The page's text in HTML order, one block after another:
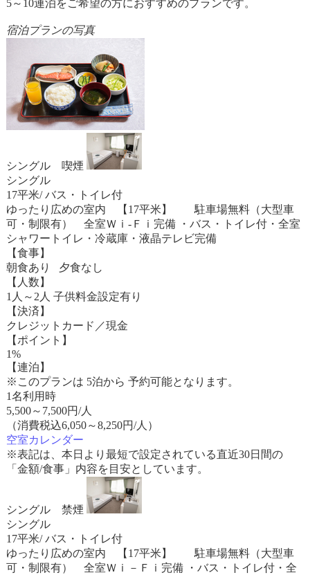
5～10連泊をご希望の方におすすめのプランです。
宿泊プランの写真
シングル 喫煙
シングル
17平米/ バス・トイレ付
ゆったり広めの室内 【17平米】 駐車場無料（大型車
可・制限有） 全室Ｗｉ-Ｆｉ完備 ・バス・トイレ付・全室
シャワートイレ・冷蔵庫・液晶テレビ完備
【食事】
朝食あり 夕食なし
【人数】
1人～2人 子供料金設定有り
【決済】
クレジットカード／現金
【ポイント】
1%
【連泊】
※このプランは 5泊から 予約可能となります。
1名利用時
5,500～ 7,500円/人
（消費税込6,050～8,250円/人）
空室カレンダー
※表記は、本日より最短で設定されている直近30日間の
「金額/食事」内容を目安としています。
シングル 禁煙
シングル
17平米/ バス・トイレ付
ゆったり広めの室内 【17平米】 駐車場無料（大型車
可・制限有） 全室Ｗｉ－Ｆｉ完備 ・バス・トイレ付・全